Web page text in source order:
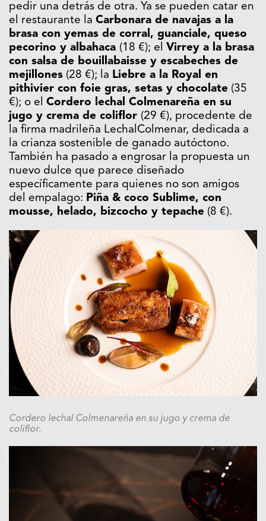
pedir una detrás de otra. Ya se pueden catar en
el restaurante la Carbonara de navajas a la
brasa con yemas de corral, guanciale, queso
pecorino y albahaca (18 €); el Virrey a la brasa
con salsa de bouillabaisse y escabeches de
mejillones (28 €); la Liebre a la Royal en
pithivier con foie gras, setas y chocolate (35
€); o el Cordero lechal Colmenareña en su
jugo y crema de coliflor (29 €), procedente de
la firma madrileña LechalColmenar, dedicada a
la crianza sostenible de ganado autóctono.
También ha pasado a engrosar la propuesta un
nuevo dulce que parece diseñado
específicamente para quienes no son amigos
del empalago: Piña & coco Sublime, con
mousse, helado, bizcocho y tepache (8 €).
Cordero lechal Colmenareña en su jugo y crema de
coliflor.